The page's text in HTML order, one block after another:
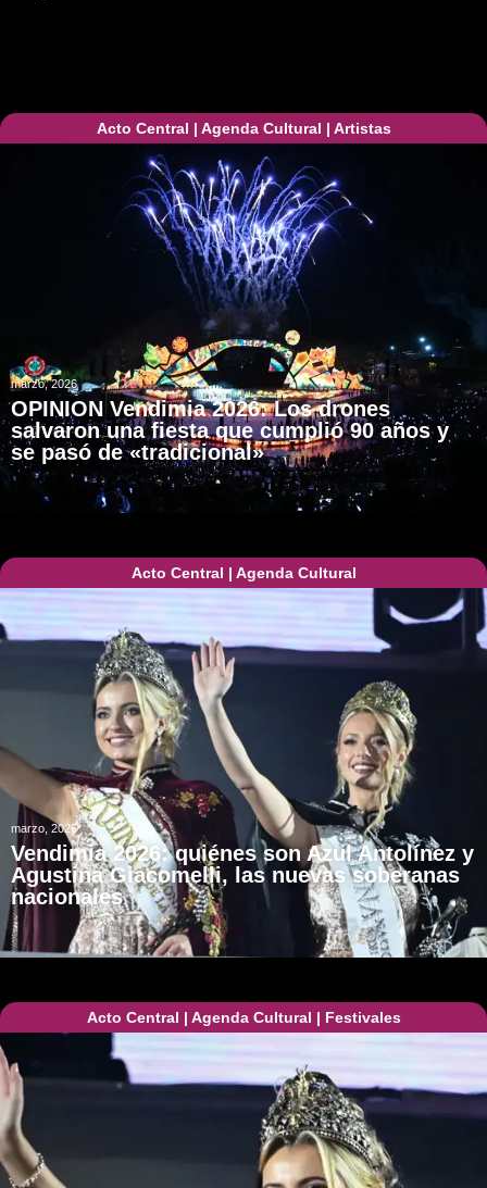
Acto Central | Agenda Cultural | Artistas
marzo, 2026
OPINION Vendimia 2026: Los drones
salvaron una fiesta que cumplió 90 años y
se pasó de «tradicional»
Acto Central | Agenda Cultural
marzo, 2026
Vendimia 2026: quiénes son Azul Antolínez y
Agustina Giacomelli, las nuevas soberanas
nacionales
Acto Central | Agenda Cultural | Festivales